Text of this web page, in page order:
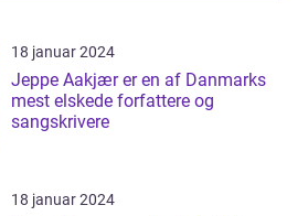
18 januar 2024
Jeppe Aakjær er en af Danmarks
mest elskede forfattere og
sangskrivere
18 januar 2024